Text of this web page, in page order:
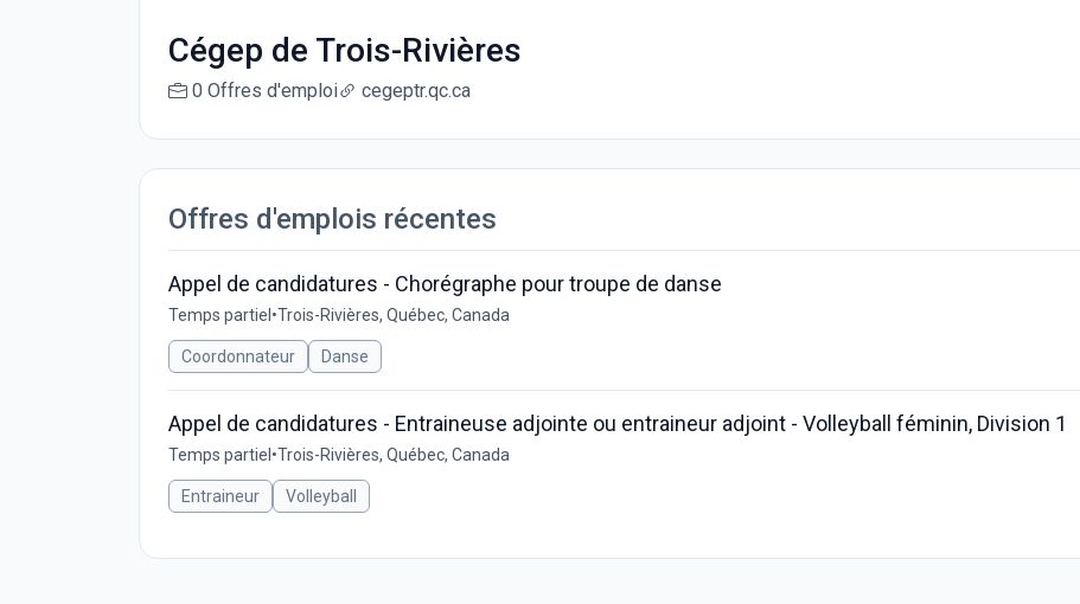
Cégep de Trois-Rivières
0 Offres d'emploi cegeptr.qc.ca
Offres d'emplois récentes
Appel de candidatures - Chorégraphe pour troupe de danse
Temps partiel •Trois-Rivières, Québec, Canada
Coordonnateur Danse
Appel de candidatures - Entraineuse adjointe ou entraineur adjoint - Volleyball féminin, Division 1
Temps partiel •Trois-Rivières, Québec, Canada
Entraineur Volleyball